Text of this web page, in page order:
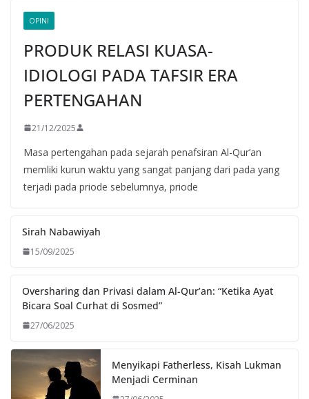
OPINI
PRODUK RELASI KUASA-
IDIOLOGI PADA TAFSIR ERA
PERTENGAHAN
21/12/2025
Masa pertengahan pada sejarah penafsiran Al-Qur’an
memliki kurun waktu yang sangat panjang dari pada yang
terjadi pada priode sebelumnya, priode
Sirah Nabawiyah
15/09/2025
Oversharing dan Privasi dalam Al-Qur’an: “Ketika Ayat
Bicara Soal Curhat di Sosmed”
27/06/2025
Menyikapi Fatherless, Kisah Lukman
Menjadi Cerminan